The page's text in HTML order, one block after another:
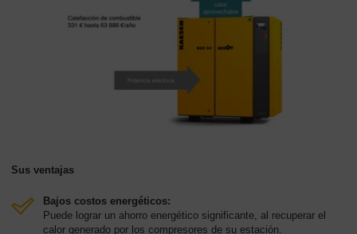
Sus ventajas
Bajos costos energéticos:
Puede lograr un ahorro energético significante, al recuperar el
calor generado por los compresores de su estación.